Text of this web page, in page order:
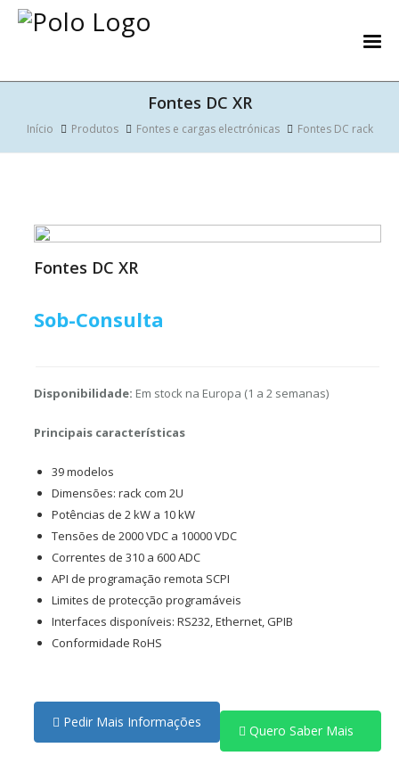
Fontes DC XR
Início Produtos Fontes e cargas electrónicas Fontes DC rack
Fontes DC XR
Sob-Consulta
Disponibilidade: Em stock na Europa (1 a 2 semanas)
Principais características
39 modelos
Dimensões: rack com 2U
Potências de 2 kW a 10 kW
Tensões de 2000 VDC a 10000 VDC
Correntes de 310 a 600 ADC
API de programação remota SCPI
Limites de protecção programáveis
Interfaces disponíveis: RS232, Ethernet, GPIB
Conformidade RoHS
Pedir Mais Informações
Quero Saber Mais